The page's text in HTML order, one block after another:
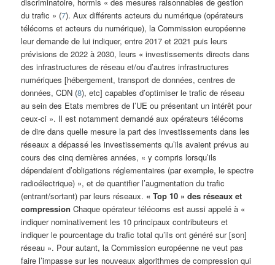
du trafic » (7). Aux différents acteurs du numérique (opérateurs
télécoms et acteurs du numérique), la Commission européenne
leur demande de lui indiquer, entre 2017 et 2021 puis leurs
prévisions de 2022 à 2030, leurs « investissements directs dans
des infrastructures de réseau et/ou d’autres infrastructures
numériques [hébergement, transport de données, centres de
données, CDN (8), etc] capables d’optimiser le trafic de réseau
au sein des Etats membres de l’UE ou présentant un intérêt pour
ceux-ci ». Il est notamment demandé aux opérateurs télécoms
de dire dans quelle mesure la part des investissements dans les
réseaux a dépassé les investissements qu’ils avaient prévus au
cours des cinq dernières années, « y compris lorsqu’ils
dépendaient d’obligations réglementaires (par exemple, le spectre
radioélectrique) », et de quantifier l’augmentation du trafic
(entrant/sortant) par leurs réseaux. « Top 10 » des réseaux et
compression Chaque opérateur télécoms est aussi appelé à «
indiquer nominativement les 10 principaux contributeurs et
indiquer le pourcentage du trafic total qu’ils ont généré sur [son]
réseau ». Pour autant, la Commission européenne ne veut pas
faire l’impasse sur les nouveaux algorithmes de compression qui